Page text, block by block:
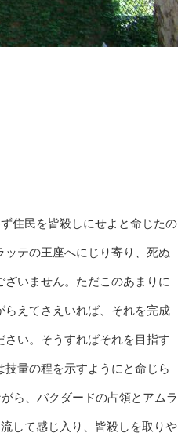
住民を皆殺しにせよと命じたの
テの王座へにじり寄り、死ぬ
いません。ただこのあまりに
えてさえいれば、それを完成
い。そうすればそれを目指す
量の程を示すようにと命じら
ら、バクダードの占領とアムラ
して感じ入り、皆殺しを取りや